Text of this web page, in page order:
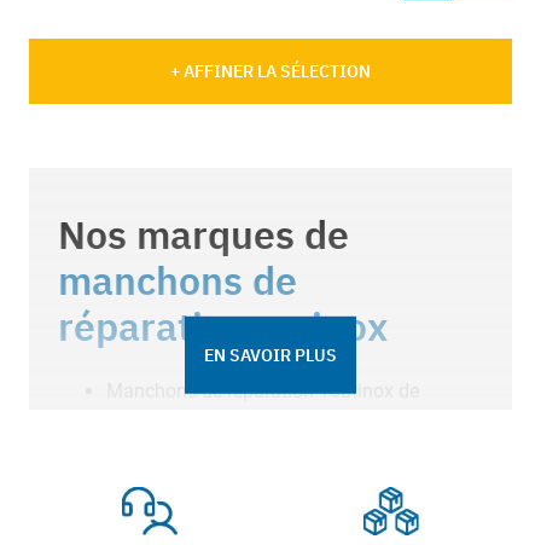
+ AFFINER LA SÉLECTION
EN SAVOIR PLUS
Nos marques de
manchons de
réparation en inox
Manchons de réparation Toutinox de
Manchons de réparation 3 pièces Série C3
10 de Bayard